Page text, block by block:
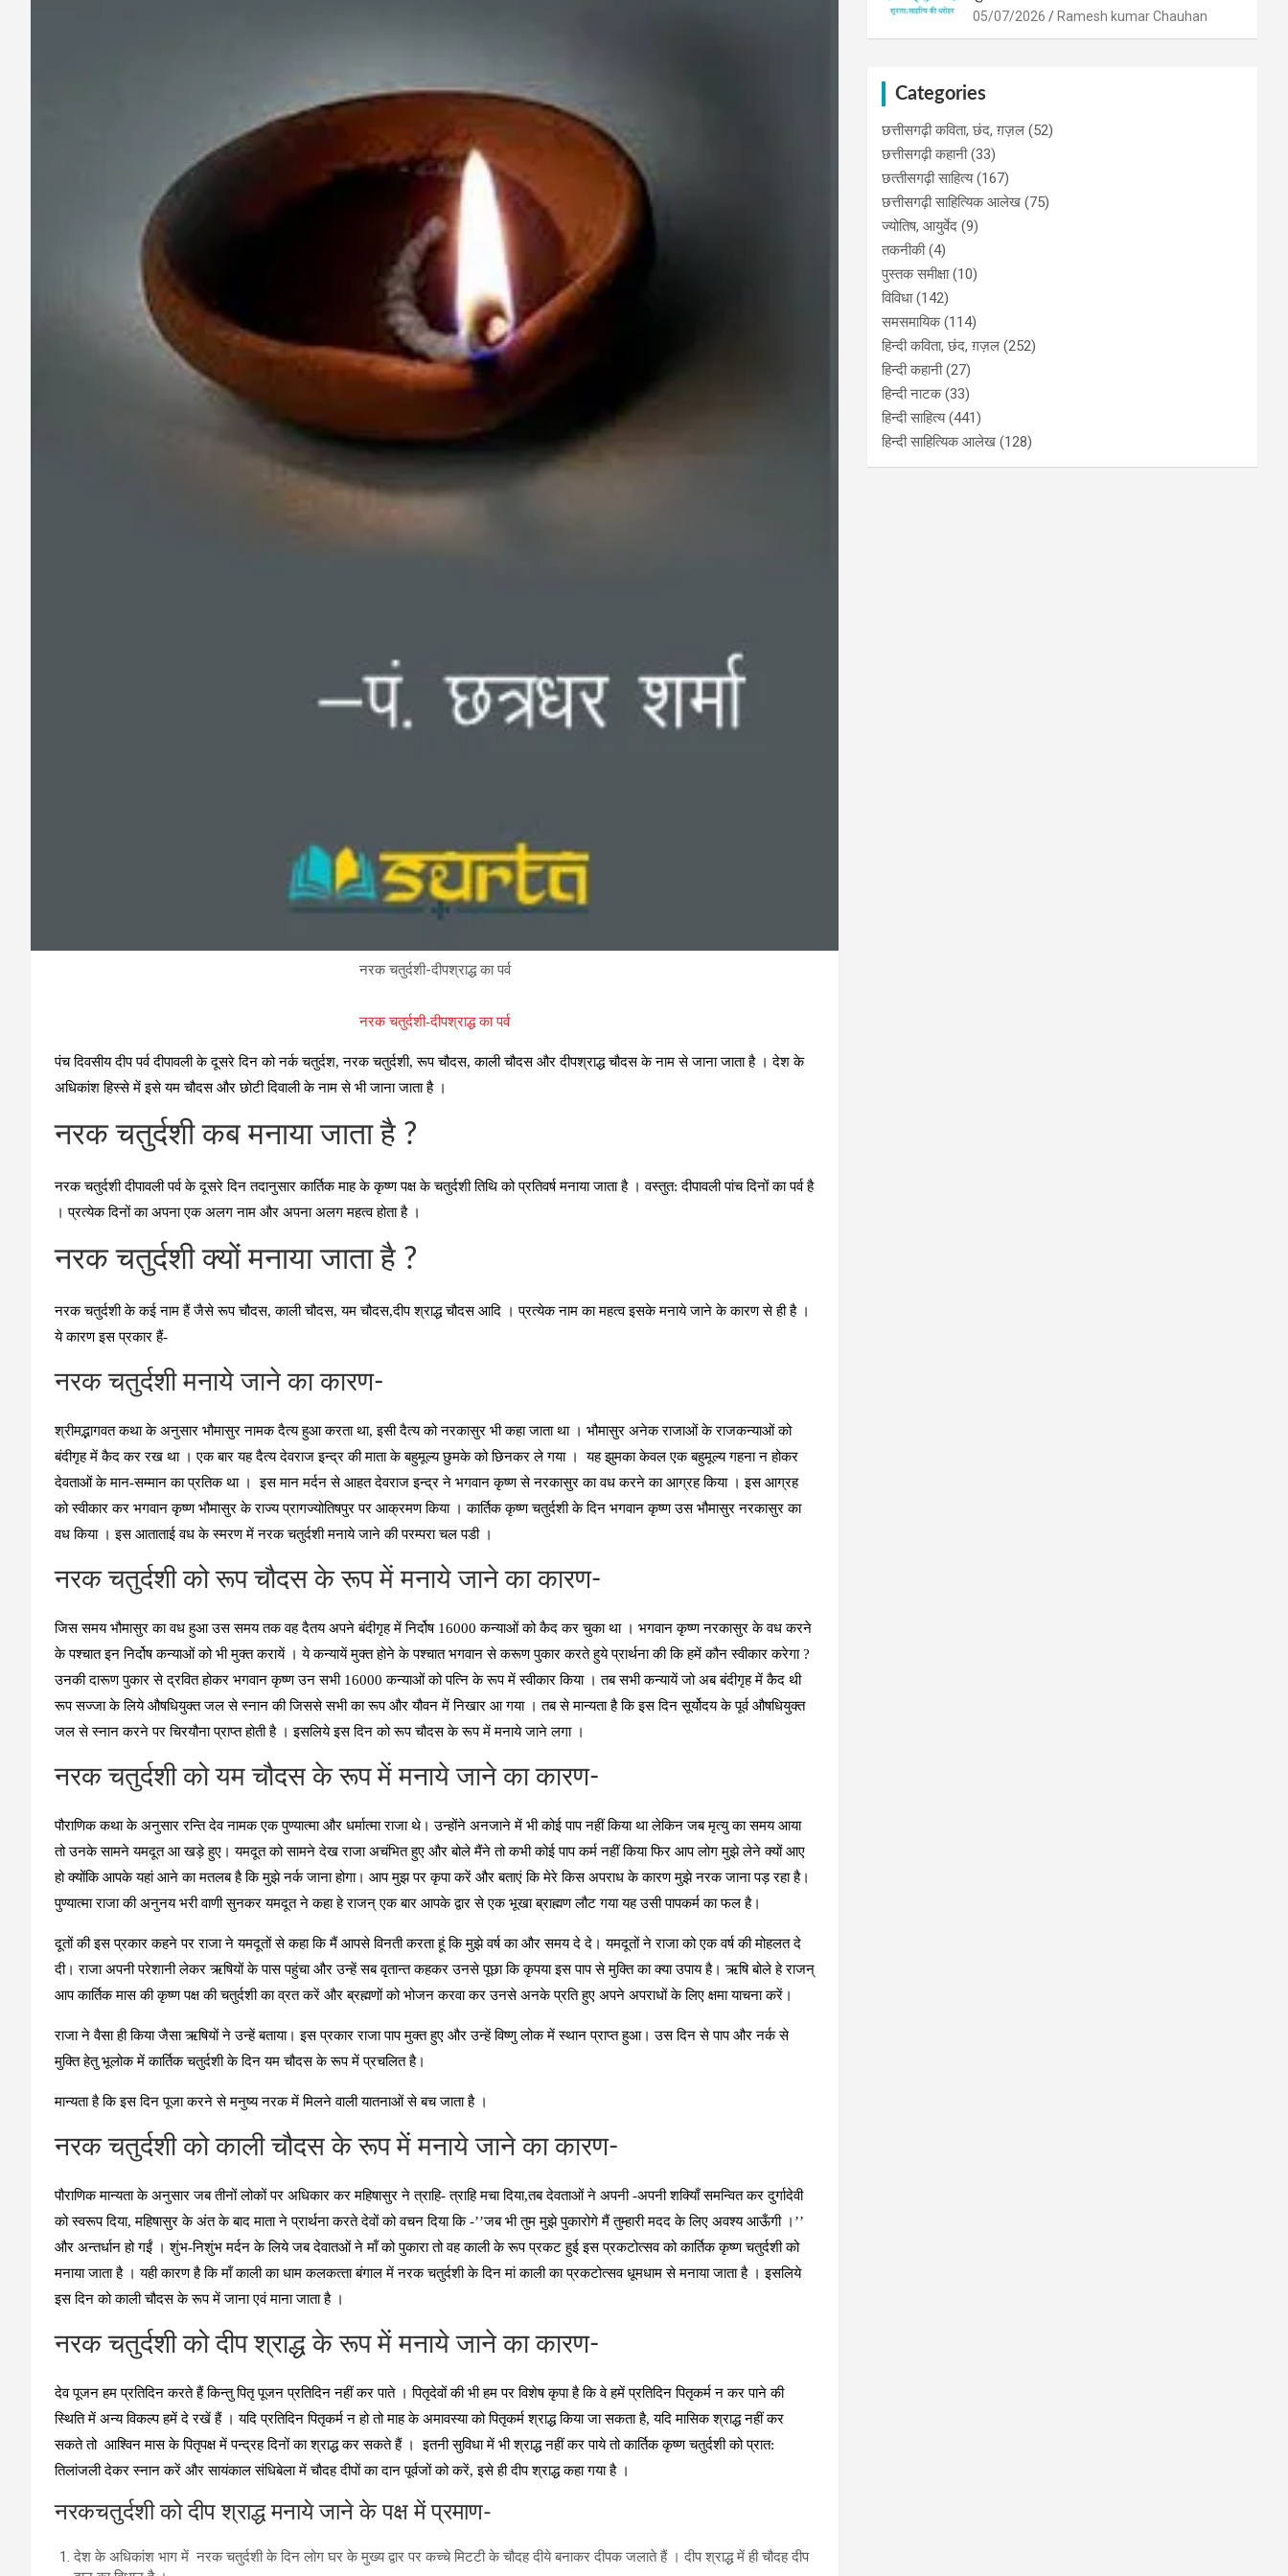
नरक चतुर्दशी-दीपश्राद्ध का पर्व
नरक चतुर्दशी-दीपश्राद्ध का पर्व
पंच दिवसीय दीप पर्व दीपावली के दूसरे दिन को नर्क चतुर्दश, नरक चतुर्दशी, रूप चौदस, काली चौदस और दीपश्राद्ध चौदस के नाम से जाना जाता है । देश के
अधिकांश हिस्‍से में इसे यम चौदस और छोटी दिवाली के नाम से भी जाना जाता है ।
नरक चतुर्दशी कब मनाया जाता है ?
नरक चतुर्दशी दीपावली पर्व के दूसरे दिन तदानुसार कार्तिक माह के कृष्‍ण पक्ष के चतुर्दशी तिथि को प्रतिवर्ष मनाया जाता है । वस्‍तुत: दीपावली पांच दिनों का पर्व है
। प्रत्‍येक दिनों का अपना एक अलग नाम और अपना अलग महत्‍व होता है ।
नरक चतुर्दशी क्‍यों मनाया जाता है ?
नरक चतुर्दशी के कई नाम हैं जैसे रूप चौदस, काली चौदस, यम चौदस,दीप श्राद्ध चौदस आदि । प्रत्‍येक नाम का महत्‍व इसके मनाये जाने के कारण से ही है ।
ये कारण इस प्रकार हैं-
नरक चतुर्दशी मनाये जाने का कारण-
श्रीमद्भागवत कथा के अनुसार भौमासुर नामक दैत्‍य हुआ करता था, इसी दैत्‍य को नरकासुर भी कहा जाता था । भौमासुर अनेक राजाओं के राजकन्‍याओं को
बंदीगृह में कैद कर रख था । एक बार यह दैत्‍य देवराज इन्‍द्र की माता के बहुमूल्‍य छुमके को छिनकर ले गया । यह झुमका केवल एक बहुमूल्‍य गहना न होकर
देवताओं के मान-सम्‍मान का प्रतिक था । इस मान मर्दन से आहत देवराज इन्‍द्र ने भगवान कृष्‍ण से नरकासुर का वध करने का आग्रह किया । इस आग्रह
को स्‍वीकार कर भगवान कृष्‍ण भौमासुर के राज्‍य प्रागज्‍योतिषपुर पर आक्रमण किया । कार्तिक कृष्‍ण चतुर्दशी के दिन भगवान कृष्‍ण उस भौमासुर नरकासुर का
वध किया । इस आताताई वध के स्‍मरण में नरक चतुर्दशी मनाये जाने की परम्‍परा चल पडी ।
नरक चतुर्दशी को रूप चौदस के रूप में मनाये जाने का कारण-
जिस समय भौमासुर का वध हुआ उस समय तक वह दैतय अपने बंदीगृह में निर्दोष 16000 कन्‍याओं को कैद कर चुका था । भगवान कृष्‍ण नरकासुर के वध करने
के पश्‍चात इन निर्दोष कन्‍याओं को भी मुक्‍त करायें । ये कन्‍यायें मुक्‍त होने के पश्‍चात भगवान से करूण पुकार करते हुये प्रार्थना की कि हमें कौन स्‍वीकार करेगा ?
उनकी दारूण पुकार से द्रवित होकर भगवान कृष्‍ण उन सभी 16000 कन्‍याओं को पत्नि के रूप में स्‍वीकार किया । तब सभी कन्‍यायें जो अब बंदीगृह में कैद थी
रूप सज्‍जा के लिये औषधियुक्‍त जल से स्‍नान की जिससे सभी का रूप और यौवन में निखार आ गया । तब से मान्‍यता है कि इस दिन सूर्योदय के पूर्व औषधियुक्‍त
जल से स्‍नान करने पर चिरयौना प्राप्‍त होती है । इसलिये इस दिन को रूप चौदस के रूप में मनाये जाने लगा ।
नरक चतुर्दशी को यम चौदस के रूप में मनाये जाने का कारण-
पौराणिक कथा के अनुसार रन्ति देव नामक एक पुण्यात्मा और धर्मात्मा राजा थे। उन्होंने अनजाने में भी कोई पाप नहीं किया था लेकिन जब मृत्यु का समय आया
तो उनके सामने यमदूत आ खड़े हुए। यमदूत को सामने देख राजा अचंभित हुए और बोले मैंने तो कभी कोई पाप कर्म नहीं किया फिर आप लोग मुझे लेने क्यों आए
हो क्योंकि आपके यहां आने का मतलब है कि मुझे नर्क जाना होगा। आप मुझ पर कृपा करें और बताएं कि मेरे किस अपराध के कारण मुझे नरक जाना पड़ रहा है।
पुण्यात्मा राजा की अनुनय भरी वाणी सुनकर यमदूत ने कहा हे राजन् एक बार आपके द्वार से एक भूखा ब्राह्मण लौट गया यह उसी पापकर्म का फल है।
दूतों की इस प्रकार कहने पर राजा ने यमदूतों से कहा कि मैं आपसे विनती करता हूं कि मुझे वर्ष का और समय दे दे। यमदूतों ने राजा को एक वर्ष की मोहलत दे
दी। राजा अपनी परेशानी लेकर ऋषियों के पास पहुंचा और उन्हें सब वृतान्त कहकर उनसे पूछा कि कृपया इस पाप से मुक्ति का क्या उपाय है। ऋषि बोले हे राजन्
आप कार्तिक मास की कृष्ण पक्ष की चतुर्दशी का व्रत करें और ब्रह्मणों को भोजन करवा कर उनसे अनके प्रति हुए अपने अपराधों के लिए क्षमा याचना करें।
राजा ने वैसा ही किया जैसा ऋषियों ने उन्हें बताया। इस प्रकार राजा पाप मुक्त हुए और उन्हें विष्णु लोक में स्थान प्राप्त हुआ। उस दिन से पाप और नर्क से
मुक्ति हेतु भूलोक में कार्तिक चतुर्दशी के दिन यम चौदस के रूप में प्रचलित है।
मान्‍यता है कि इस दिन पूजा करने से मनुष्‍य नरक में मिलने वाली यातनाओं से बच जाता है ।
नरक चतुर्दशी को काली चौदस के रूप में मनाये जाने का कारण-
पौराणिक मान्‍यता के अनुसार जब तीनों लोकों पर अधिकार कर महिषासुर ने त्राहि- त्राहि मचा दिया,तब देवताओं ने अपनी -अपनी शक्यिाँ समन्वित कर दुर्गादेवी
को स्वरूप दिया, महिषासुर के अंत के बाद माता ने प्रार्थना करते देवों को वचन दिया कि -’’जब भी तुम मुझे पुकारोगे मैं तुम्हारी मदद के लिए अवश्य आऊँगी ।’’
और अन्तर्धान हो गईं । शुंभ-निशुंभ मर्दन के लिये जब देवातओं ने मॉं को पुकारा तो वह काली के रूप प्रकट हुई इस प्रकटोत्‍सव को कार्तिक कृष्‍ण चतुर्दशी को
मनाया जाता है । यही कारण है कि मॉं काली का धाम कलकत्‍ता बंगाल में नरक चतुर्दशी के दिन मां काली का प्रकटोत्‍सव धूमधाम से मनाया जाता है । इसलिये
इस दिन को काली चौदस के रूप में जाना एवं माना जाता है ।
नरक चतुर्दशी को दीप श्राद्ध के रूप में मनाये जाने का कारण-
देव पूजन हम प्रतिदिन करते हैं किन्‍तु पितृ पूजन प्रतिदिन नहीं कर पाते । पितृदेवों की भी हम पर विशेष कृपा है कि वे हमें प्रतिदिन पितृकर्म न कर पाने की
स्थिति में अन्‍य विकल्‍प हमें दे रखें हैं । यदि प्रतिदिन पितृकर्म न हो तो माह के अमावस्‍या को पितृकर्म श्राद्ध किया जा सकता है, यदि मासिक श्राद्ध नहीं कर
सकते तो आश्विन मास के पितृपक्ष में पन्‍द्रह दिनों का श्राद्ध कर सकते हैं । इतनी सुविधा में भी श्राद्ध नहीं कर पाये तो कार्तिक कृष्‍ण चतुर्दशी को प्रात:
तिलांजली देकर स्‍नान करें और सायंकाल संधिबेला में चौदह दीपों का दान पूर्वजों को करें, इसे ही दीप श्राद्ध कहा गया है ।
नरकचतुर्दशी को दीप श्राद्ध मनाये जाने के पक्ष में प्रमाण-
देश के अधिकांश भाग में नरक चतुर्दशी के दिन लोग घर के मुख्‍य द्वार पर कच्‍चे मिटटी के चौदह दीये बनाकर दीपक जलाते हैं । दीप श्राद्ध में ही चौदह दीप
05/07/2026 Ramesh kumar Chauhan
Categories
छत्तीसगढ़ी कविता, छंद, ग़ज़ल (52)
छत्तीसगढ़ी कहानी(33)
छत्‍तीसगढ़ी साहित्‍य(167)
छत्तीसगढ़ी साहित्यिक आलेख (75)
ज्योतिष, आयुर्वेद (9)
तकनीकी(4)
पुस्‍तक समीक्षा(10)
विविधा(142)
समसमायिक(114)
हिन्दी कविता, छंद, ग़ज़ल (252)
हिन्दी कहानी(27)
हिन्‍दी नाटक(33)
हिन्दी साहित्य(441)
हिन्दी साहित्यिक आलेख (128)